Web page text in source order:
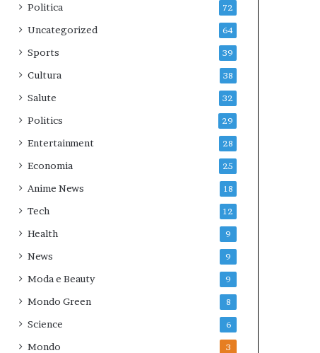
Politica 72
Uncategorized 64
Sports 39
Cultura 38
Salute 32
Politics 29
Entertainment 28
Economia 25
Anime News 18
Tech 12
Health 9
News 9
Moda e Beauty 9
Mondo Green 8
Science 6
Mondo 3